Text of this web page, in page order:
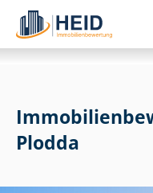
Plodda